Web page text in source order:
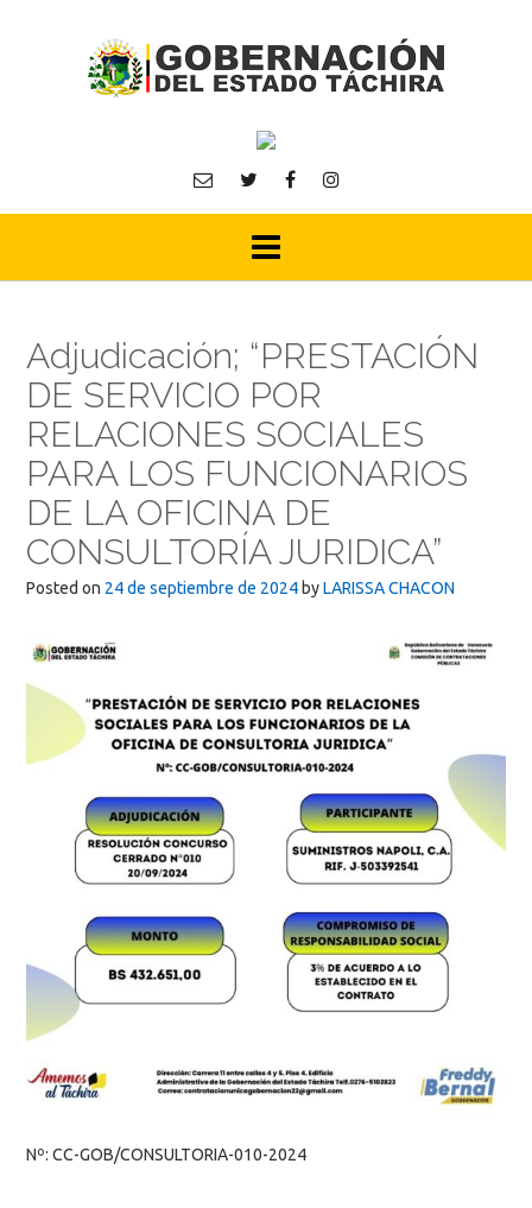
Adjudicación; “PRESTACIÓN
DE SERVICIO POR
RELACIONES SOCIALES
PARA LOS FUNCIONARIOS
DE LA OFICINA DE
CONSULTORÍA JURIDICA”
Posted on 24 de septiembre de 2024 byLARISSA CHACON
Nº: CC-GOB/CONSULTORIA-010-2024